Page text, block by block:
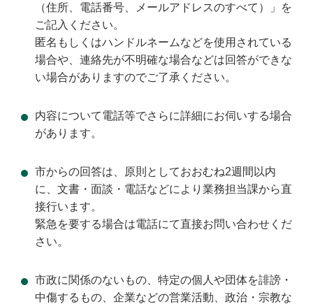
（住所、電話番号、メールアドレスのすべて）」を
ご記入ください。
匿名もしくはハンドルネームなどを使用されている
場合や、連絡先が不明確な場合などは回答ができな
い場合がありますのでご了承ください。
内容について電話等でさらに詳細にお伺いする場合
があります。
市からの回答は、原則としておおむね2週間以内
に、文書・面談・電話などにより業務担当課から直
接行います。
緊急を要する場合は電話にて直接お問い合わせくだ
さい。
市政に関係のないもの、特定の個人や団体を誹謗・
中傷するもの、企業などの営業活動、政治・宗教な